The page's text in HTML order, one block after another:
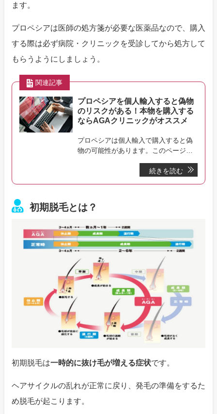
ます。
プロペシアは医師の処方箋が必要な医薬品なので、購入
する際は必ず病院・クリニックを受診してから処方して
もらうようにしましょう。
関連記事
プロペシアを個人輸入すると偽物
のリスクがある！本物を購入する
ならAGAクリニックがオススメ
プロペシアは個人輸入で購入すると偽
物の可能性があります。このページで
するリスク、安全にAGA治療が行える
続きを読む
初期脱毛とは？
初期脱毛は一時的に抜け毛が増える症状です。
ヘアサイクルの乱れが正常に戻り、発毛の準備をするた
め脱毛が起こります。